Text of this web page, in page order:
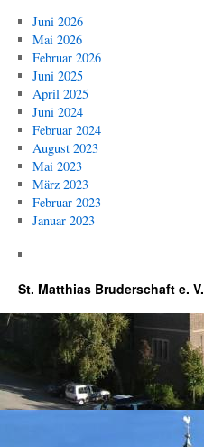
Juni 2026
Mai 2026
Februar 2026
Juni 2025
April 2025
Juni 2024
Februar 2024
August 2023
Mai 2023
März 2023
Februar 2023
Januar 2023
St. Matthias Bruderschaft e. V.